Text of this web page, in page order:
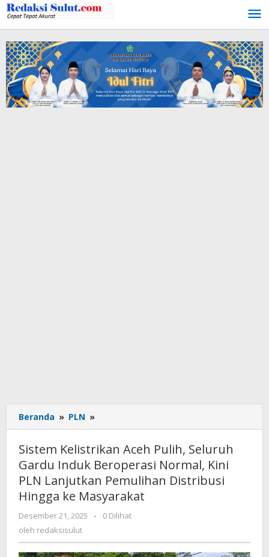
Lewati
ke
konten
Beranda » PLN »
Kelistrikan
Aceh
Pulih,
Seluruh
Gardu
Induk
Beroperasi
Normal,
PLN
Sistem Kelistrikan Aceh Pulih, Seluruh
Gardu Induk Beroperasi Normal, Kini
PLN Lanjutkan Pemulihan Distribusi
Hingga ke Masyarakat
Desember 21, 2025
oleh
-
0 Dilihat
oleh redaksisulut